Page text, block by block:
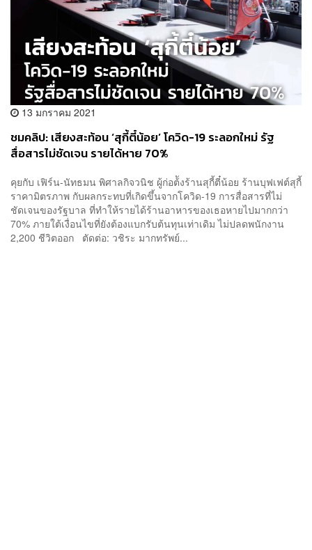
13 มกราคม 2021
ชมคลิป: เสียงสะท้อน ‘สุกี้ตี๋น้อย’ โควิด-19 ระลอกใหม่ รัฐ
สื่อสารไม่ชัดเจน รายได้หาย 70%
คุยกับ เฟิร์น-นัทธมน พิศาลกิจวนิช ผู้ก่อต้ังร้านสุกี้ตี๋น้อย ร้านบุฟเฟต์สุกี้
ราคามิตรภาพ กับผลกระทบที่เกิดขึ้นจากโควิด-19 การสื่อสารที่ไม่
ชัดเจนของรัฐบาล ที่ทำให้รายได้ร้านอาหารของเธอหายไปมากกว่า
70% ภายใต้เงื่อนไขที่ยังต้องแบกรับต้นทุนเท่าเดิม ไม่ปลดพนักงาน
2,200 ชีวิตออก ตัดต่อ: วชิระ มากทรัพย์...